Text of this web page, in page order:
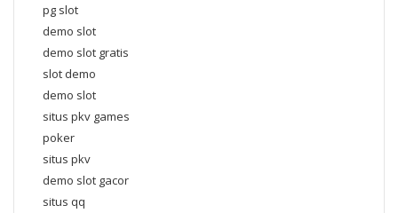
pg slot
demo slot
demo slot gratis
slot demo
demo slot
situs pkv games
poker
situs pkv
demo slot gacor
situs qq